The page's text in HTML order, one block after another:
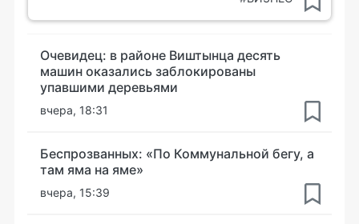
Очевидец: в районе Виштынца десять
машин оказались заблокированы
упавшими деревьями
вчера, 18:31
Беспрозванных: «По Коммунальной бегу, а
там яма на яме»
вчера, 15:39